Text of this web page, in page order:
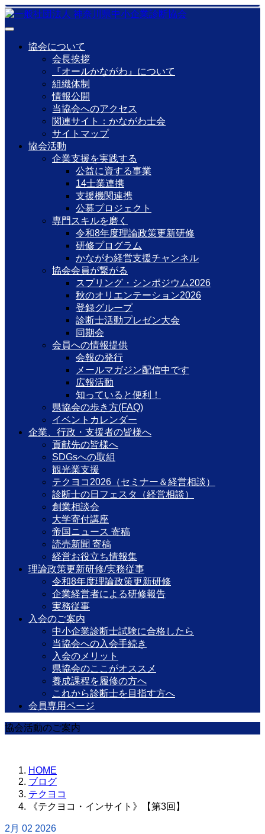
協会について
会長挨拶
『オールかながわ』について
組織体制
情報公開
当協会へのアクセス
関連サイト：かながわ士会
サイトマップ
協会活動
企業支援を実践する
公益に資する事業
14士業連携
支援機関連携
公募プロジェクト
専門スキルを磨く
令和8年度理論政策更新研修
研修プログラム
かながわ経営支援チャンネル
協会会員が繋がる
スプリング・シンポジウム2026
秋のオリエンテーション2026
登録グループ
診断士活動プレゼン大会
同期会
会員への情報提供
会報の発行
メールマガジン配信中です
広報活動
知っていると便利！
県協会の歩き方(FAQ)
イベントカレンダー
企業、行政・支援者の皆様へ
貢献先の皆様へ
SDGsへの取組
観光業支援
テクヨコ2026（セミナー＆経営相談）
診断士の日フェスタ（経営相談）
創業相談会
大学寄付講座
帝国ニュース 寄稿
読売新聞 寄稿
経営お役立ち情報集
理論政策更新研修/実務従事
令和8年度理論政策更新研修
企業経営者による研修報告
実務従事
入会のご案内
中小企業診断士試験に合格したら
当協会への入会手続き
入会のメリット
県協会のここがオススメ
養成課程を履修の方へ
これから診断士を目指す方へ
会員専用ページ
協会活動のご案内
HOME
ブログ
テクヨコ
《テクヨコ・インサイト》【第3回】
2月 02 2026